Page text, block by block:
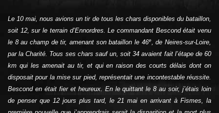
Le 10 mai, nous avions un tir de tous les chars disponibles du bataillon,
soit 12, sur le terrain d’Ennordres. Le commandant Bescond était venu
le 8 au champ de tir, amenant son bataillon le 46e, de Neires-sur-Loire,
par la Charité. Tous ses chars sauf un, soit 34 avaient fait l’étape de 60
km qui les amenait au tir, et qui en raison des courts délais dont on
disposait pour la mise sur pied, représentait une incontestable réussite.
Bescond en était fier et heureux. En le quittant le 8 au soir, j’étais loin
de penser que 12 jours plus tard, le 21 mai en arrivant à Fismes, la